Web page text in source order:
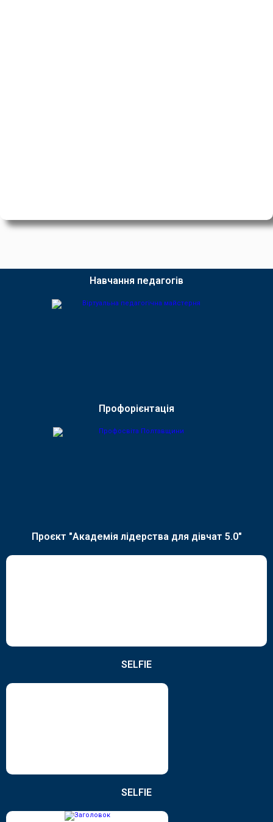
Навчання педагогів
Профорієнтація
Проєкт "Академія лідерства для дівчат 5.0"
SELFIE
SELFIE